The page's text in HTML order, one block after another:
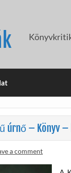
úrnő – Könyv
a comment